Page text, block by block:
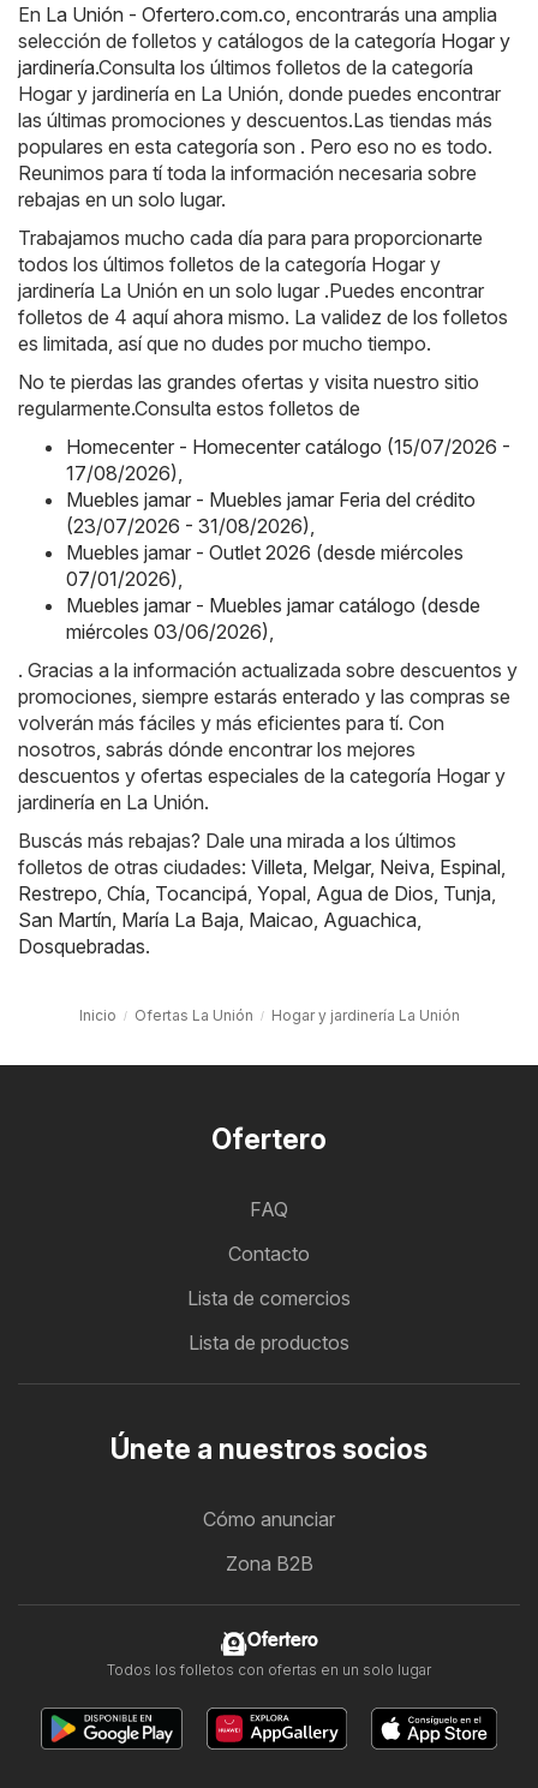
En La Unión - Ofertero.com.co , encontrarás una amplia
selección de folletos y catálogos de la categoría Hogar y
jardinería.Consulta los últimos folletos de la categoría
Hogar y jardinería en La Unión, donde puedes encontrar
las últimas promociones y descuentos.Las tiendas más
populares en esta categoría son . Pero eso no es todo.
Reunimos para tí toda la información necesaria sobre
rebajas en un solo lugar.
Trabajamos mucho cada día para para proporcionarte
todos los últimos folletos de la categoría Hogar y
jardinería La Unión en un solo lugar .Puedes encontrar
folletos de 4 aquí ahora mismo. La validez de los folletos
es limitada, así que no dudes por mucho tiempo.
No te pierdas las grandes ofertas y visita nuestro sitio
regularmente.Consulta estos folletos de
Homecenter - Homecenter catálogo (15/07/2026 -
17/08/2026)
Muebles jamar - Muebles jamar Feria del crédito
(23/07/2026 - 31/08/2026)
Muebles jamar - Outlet 2026 (desde miércoles
07/01/2026)
Muebles jamar - Muebles jamar catálogo (desde
miércoles 03/06/2026)
. Gracias a la información actualizada sobre descuentos y
promociones, siempre estarás enterado y las compras se
volverán más fáciles y más eficientes para tí. Con
nosotros, sabrás dónde encontrar los mejores
descuentos y ofertas especiales de la categoría Hogar y
jardinería en La Unión.
Buscás más rebajas? Dale una mirada a los últimos
folletos de otras ciudades: Villeta Melgar, Neiva Espinal
Restrepo Chía Tocancipá Yopal Agua de Dios Tunja
San Martín María La Baja Maicao Aguachica
Dosquebradas.
Inicio Ofertas La Unión Hogar y jardinería La Unión
Ofertero
FAQ
Contacto
Lista de comercios
Lista de productos
Únete a nuestros socios
Cómo anunciar
Zona B2B
Ofertero
Todos los folletos con ofertas en un solo lugar